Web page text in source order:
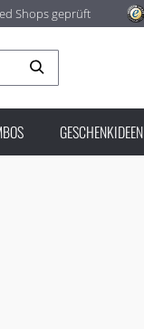
Shops geprüft
GESCHENKIDEEN